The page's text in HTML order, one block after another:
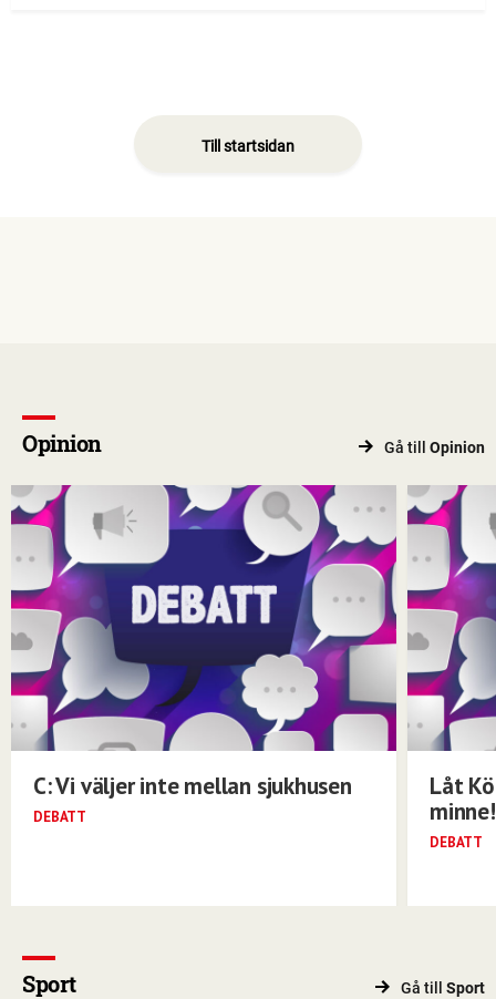
Till startsidan
Opinion Gå till Opinion
C: Vi väljer inte mellan sjukhusen
DEBATT
Låt
minne!
DEBATT
Sport Gå till Sport